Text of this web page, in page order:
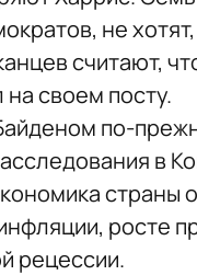
не
считают,
своем посту.
по-
в
страны
росте
рецессии.